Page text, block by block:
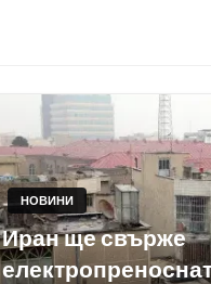
НОВИНИ
Иран ще свърже